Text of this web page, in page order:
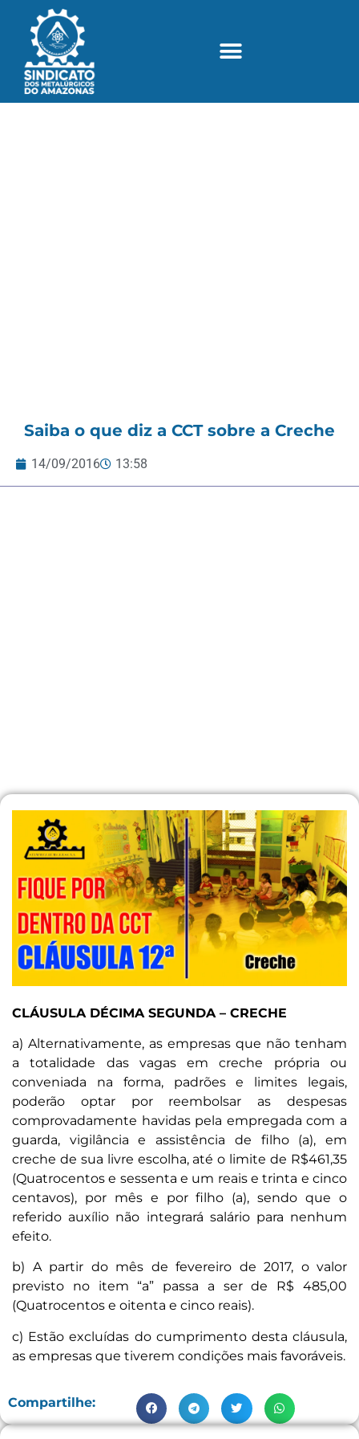
Saiba o que diz a CCT sobre a Creche
14/09/2016 13:58
CLÁUSULA DÉCIMA SEGUNDA – CRECHE
a) Alternativamente, as empresas que não tenham
a totalidade das vagas em creche própria ou
conveniada na forma, padrões e limites legais,
poderão optar por reembolsar as despesas
comprovadamente havidas pela empregada com a
guarda, vigilância e assistência de filho (a), em
creche de sua livre escolha, até o limite de R$461,35
(Quatrocentos e sessenta e um reais e trinta e cinco
centavos), por mês e por filho (a), sendo que o
referido auxílio não integrará salário para nenhum
efeito.
b) A partir do mês de fevereiro de 2017, o valor
previsto no item “a” passa a ser de R$ 485,00
(Quatrocentos e oitenta e cinco reais).
c) Estão excluídas do cumprimento desta cláusula,
as empresas que tiverem condições mais favoráveis.
Compartilhe: